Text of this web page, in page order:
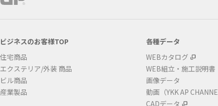
ビジネスのお客様TOP
住宅商品
エクステリア/外装 商品
ビル商品
産業製品
各種データ
WEBカタログ
WEB組立・施工説明書
画像データ
動画（YKK AP
CADデータ